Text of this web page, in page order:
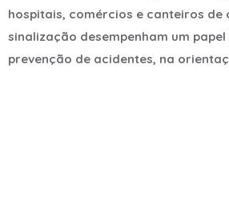
hospitais, comércios e canteiros de
sinalização desempenham um
prevenção de acidentes, na